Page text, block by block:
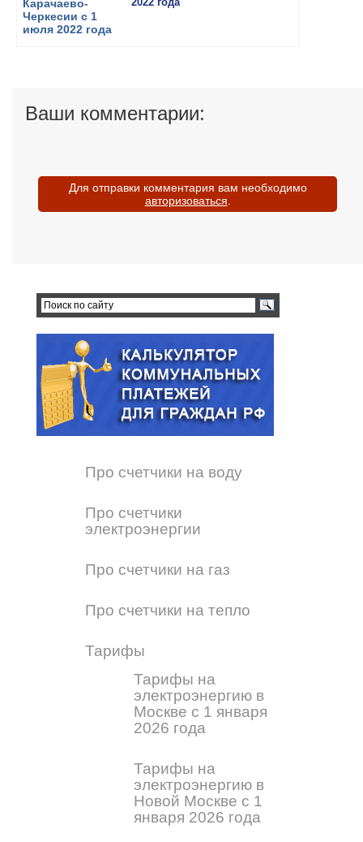
Ваши комментарии:
Для отправки комментария вам необходимо
авторизоваться
Про счетчики на воду
Про счетчики
электроэнергии
Про счетчики на газ
Про счетчики на тепло
Тарифы
Тарифы на
электроэнергию в
Москве с 1 января
2026 года
Тарифы на
электроэнергию в
Новой Москве с 1
января 2026 года